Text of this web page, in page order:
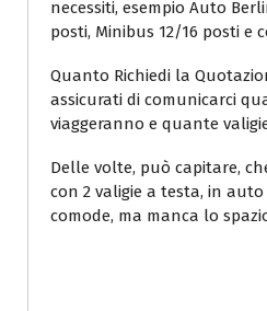
necessiti, esempio Auto
posti, Minibus 12/16 posti e
Quanto Richiedi la
assicurati di comunicarci
viaggeranno e quante
Delle volte, può capitare,
con 2 valigie a testa, in
comode, ma manca lo